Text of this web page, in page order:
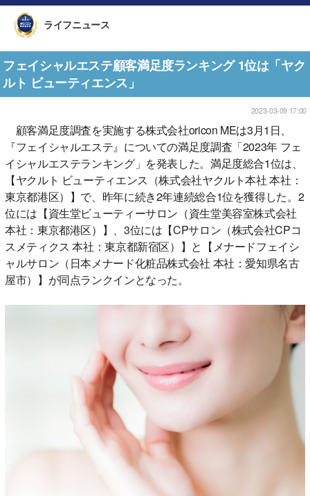
ライフニュース
フェイシャルエステ顧客満足度ランキング 1位は「ヤク
ルト ビューティエンス」
2023-03-09 17:00
顧客満足度調査を実施する株式会社oricon MEは3月1日、
『フェイシャルエステ』についての満足度調査「2023年 フェ
イシャルエステランキング」を発表した。満足度総合1位は、
【ヤクルト ビューティエンス（株式会社ヤクルト本社 本社：
東京都港区）】で、昨年に続き2年連続総合1位を獲得した。2
位には【資生堂ビューティーサロン（資生堂美容室株式会社
本社：東京都港区）】、3位には【CPサロン（株式会社CPコ
スメティクス 本社：東京都新宿区）】と【メナードフェイシ
ャルサロン（日本メナード化粧品株式会社 本社：愛知県名古
屋市）】が同点ランクインとなった。